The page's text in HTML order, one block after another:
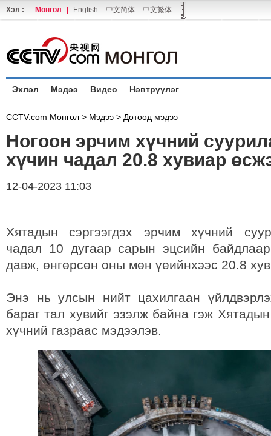
Хэл : Монгол English 中文简体 中文繁体
Эхлэл Мэдээ Видео Нэвтрүүлэг
CCTV.com Монгол > Мэдээ > Дотоод мэдээ
Ногоон эрчим хүчний
хүчин чадал 20.8 хувиар
12-04-2023 11:03
Хятадын сэргээгдэх эрчим хүчний
чадал 10 дугаар сарын эцсийн
давж, өнгөрсөн оны мөн үеийнхээс 20.8
Энэ нь улсын нийт цахилгаан
бараг тал хувийг эзэлж байна гэж
хүчний газраас мэдээлэв.